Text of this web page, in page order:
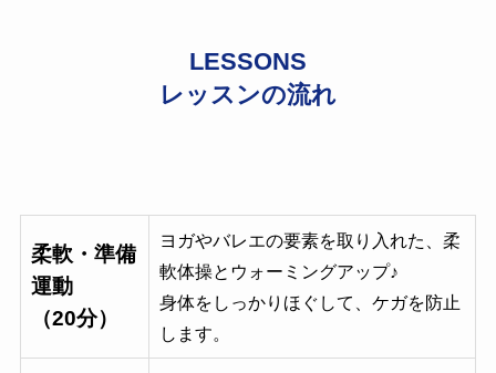
LESSONS
レッスンの流れ
柔軟・準備
運動
（20分）
ヨガやバレエの要素を取り入れた、柔
軟体操とウォーミングアップ♪
身体をしっかりほぐして、ケガを防止
します。